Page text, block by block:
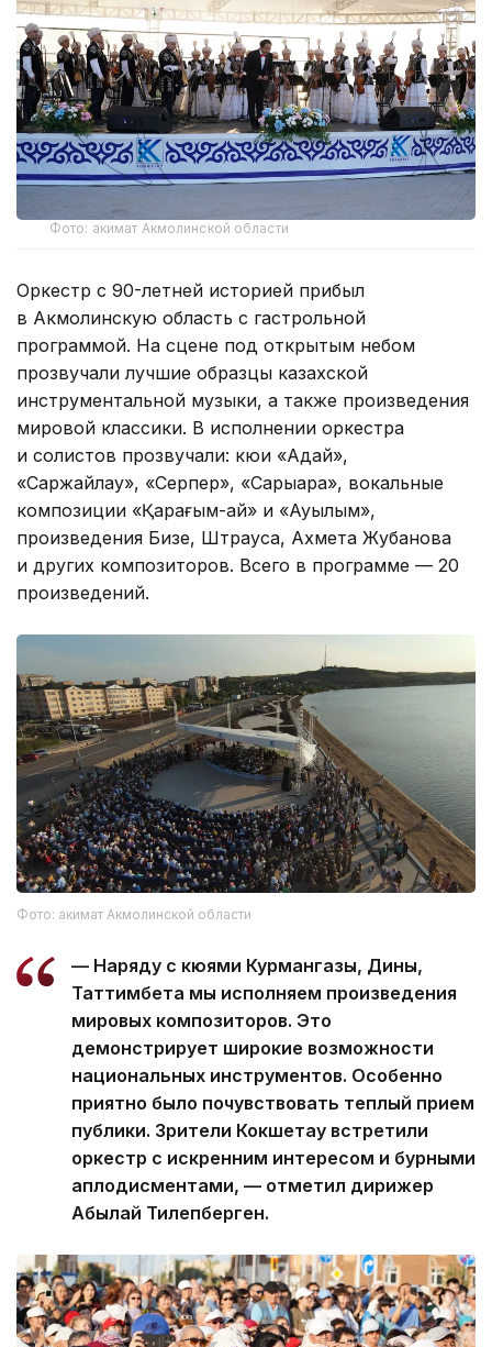
Фото: акимат Акмолинской области
Оркестр с 90-летней историей прибыл
в Акмолинскую область с гастрольной
программой. На сцене под открытым небом
прозвучали лучшие образцы казахской
инструментальной музыки, а также произведения
мировой классики. В исполнении оркестра
и солистов прозвучали: кюи «Адай»,
«Саржайлау», «Серпер», «Сарыарқа», вокальные
композиции «Қарағым-ай» и «Ауылым»,
произведения Бизе, Штрауса, Ахмета Жубанова
и других композиторов. Всего в программе — 20
произведений.
Фото: акимат Акмолинской области
— Наряду с кюями Курмангазы, Дины,
Таттимбета мы исполняем произведения
мировых композиторов. Это
демонстрирует широкие возможности
национальных инструментов. Особенно
приятно было почувствовать теплый прием
публики. Зрители Кокшетау встретили
оркестр с искренним интересом и бурными
аплодисментами, — отметил дирижер
Абылай Тилепберген.